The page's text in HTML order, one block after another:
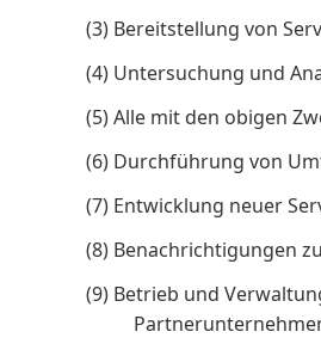
(3) Bereitstellung von
(4) Untersuchung und
(5) Alle mit den obigen
(6) Durchführung von
(7) Entwicklung neuer
(8) Benachrichtigungen
(9) Betrieb und